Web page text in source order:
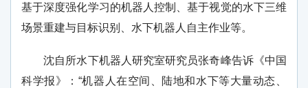
基于深度强化学习的机器人控制、基于视觉的水下三维
场景重建与目标识别、水下机器人自主作业等。
沈自所水下机器人研究室研究员张奇峰告诉《中国
科学报》：“机器人在空间、陆地和水下等大量动态、